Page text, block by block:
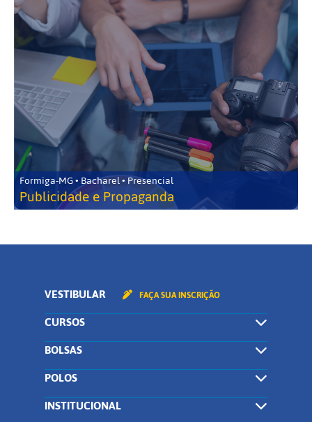
Formiga-MG • Bacharel • Presencial
Publicidade e Propaganda
VESTIBULAR FAÇA SUA INSCRIÇÃO
CURSOS
BOLSAS
POLOS
INSTITUCIONAL